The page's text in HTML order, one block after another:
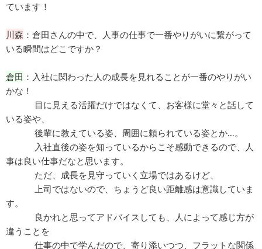
ています！
川森 ：倉田さんの中で、人事の仕事で一番やりがいに繋がって
いる瞬間はどこですか？
倉田 ：入社に関わった人の成長を見れることが一番のやりがい
かな！
目に見える活躍だけではなくて、お客様に堂々と話して
いる姿や、
後輩に教えている姿、周囲に頼られている姿とか…。
入社直後の姿を知っているからこそ感動できるので、人
事は良い仕事だなと思います。
ただ、成長を見守っていく立場ではあるけど、
上司ではないので、ちょうど良い距離感は意識していま
す。
良かれと思ってアドバイスしても、人によって感じ方が
違うことを
仕事の中で学んだので、寄り添いつつ、フラットな関係